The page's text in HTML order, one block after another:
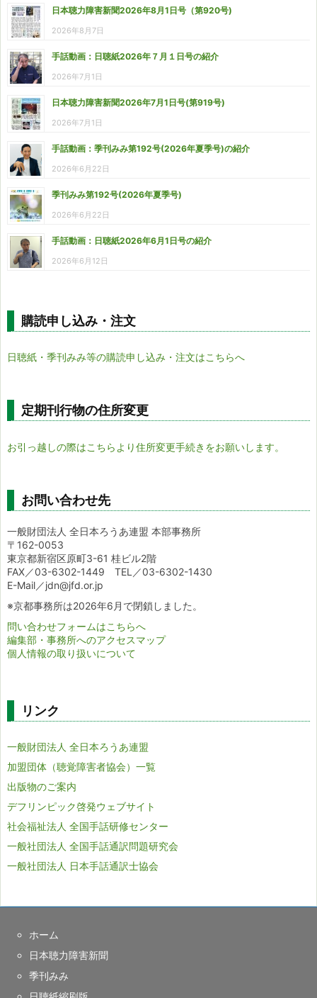
日本聴力障害新聞2026年8月1日号（第920号)
2026年8月7日
手話動画：日聴紙2026年７月１日号の紹介
2026年7月1日
日本聴力障害新聞2026年7月1日号(第919号)
2026年7月1日
手話動画：季刊みみ第192号(2026年夏季号)の紹介
2026年6月22日
季刊みみ第192号(2026年夏季号)
2026年6月22日
手話動画：日聴紙2026年6月1日号の紹介
2026年6月12日
購読申し込み・注文
日聴紙・季刊みみ等の購読申し込み・注文はこちらへ
定期刊行物の住所変更
お引っ越しの際はこちらより住所変更手続きをお願いします。
お問い合わせ先
一般財団法人 全日本ろうあ連盟 本部事務所
〒162-0053
東京都新宿区原町3-61 桂ビル2階
FAX／03-6302-1449 TEL／03-6302-1430
E-Mail／jdn@jfd.or.jp
※京都事務所は2026年6月で閉鎖しました。
問い合わせフォームはこちらへ
編集部・事務所へのアクセスマップ
個人情報の取り扱いについて
リンク
一般財団法人 全日本ろうあ連盟
加盟団体（聴覚障害者協会）一覧
出版物のご案内
デフリンピック啓発ウェブサイト
社会福祉法人 全国手話研修センター
一般社団法人 全国手話通訳問題研究会
一般社団法人 日本手話通訳士協会
ホーム
日本聴力障害新聞
季刊みみ